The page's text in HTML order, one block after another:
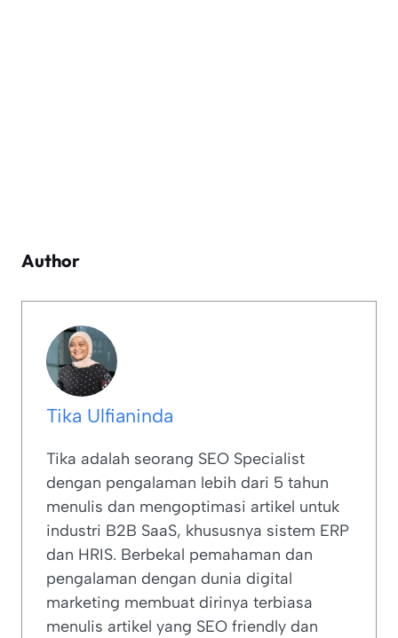
Author
Tika Ulfianinda
Tika adalah seorang SEO Specialist
dengan pengalaman lebih dari 5 tahun
menulis dan mengoptimasi artikel untuk
industri B2B SaaS, khususnya sistem ERP
dan HRIS. Berbekal pemahaman dan
pengalaman dengan dunia digital
marketing membuat dirinya terbiasa
menulis artikel yang SEO friendly dan